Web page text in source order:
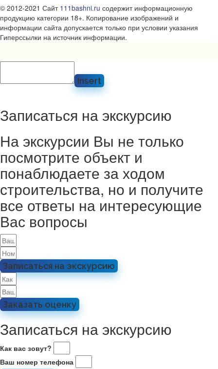
© 2012-2021 Сайт 111bashni.ru содержит информационную
продукцию категории 18+. Копирование изображений и
информации сайта допускается только при условии указания
Гиперссылки на источник информации.
Insert
Записаться на экскурсию
На экскурсии Вы не только
посмотрите объект и
понаблюдаете за ходом
строительства, но и получите
все ответы на интересующие
Вас вопросы
Записаться на экскурсию
Заказать оценку
Записаться на экскурсию
Как вас зовут?
Ваш номер телефона